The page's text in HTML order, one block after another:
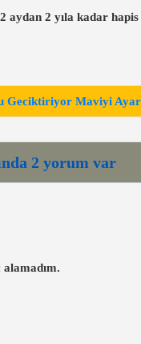
aydan 2 yıla kadar
Geciktiriyor Maviyi
2 yorum var